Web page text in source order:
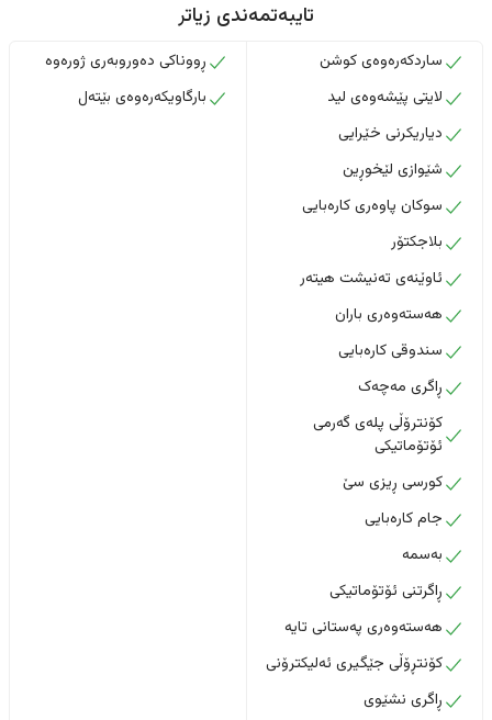
تایبەتمەندی زیاتر
ساردکەرەوەی کوشن
لایتی پێشەوەی لید
دیاریکرنی خێرایی
شێوازی لێخوڕین
سوکان پاوەری کارەبایی
بلاجکتۆر
ئاوێنەی تەنیشت هیتەر
هەستەوەری باران
سندوقی کارەبایی
ڕاگری مەچەک
کۆنترۆڵی پلەی گەرمی
ئۆتۆماتیکی
کورسی ڕیزی سێ
جام کارەبایی
بەسمە
ڕاگرتنی ئۆتۆماتیکی
هەستەوەری پەستانی تایە
کۆنتڕۆڵی جێگیری ئەلیکترۆنی
ڕاگری نشێوی
ڕووناکی دەوروبەری ژورەوە
بارگاویکەرەوەی بێتەل